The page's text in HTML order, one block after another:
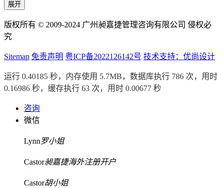
展开
版权所有 © 2009-2024 广州昶嘉捷管理咨询有限公司 侵权必
究
Sitemap 免责声明 粤ICP备2022126142号 技术支持：优尚设计
运行 0.40185 秒，内存使用 5.7MB，数据库执行 786 次，用时
0.16986 秒，缓存执行 63 次，用时 0.00677 秒
咨询
微信
Lynn罗小姐
Castor昶嘉捷海外注册开户
Castor胡小姐